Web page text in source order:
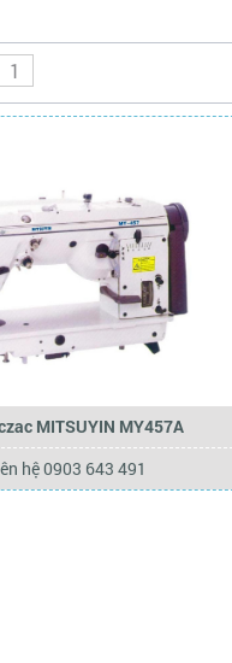
1
MITSUYIN MY457A
hệ 0903 643 491